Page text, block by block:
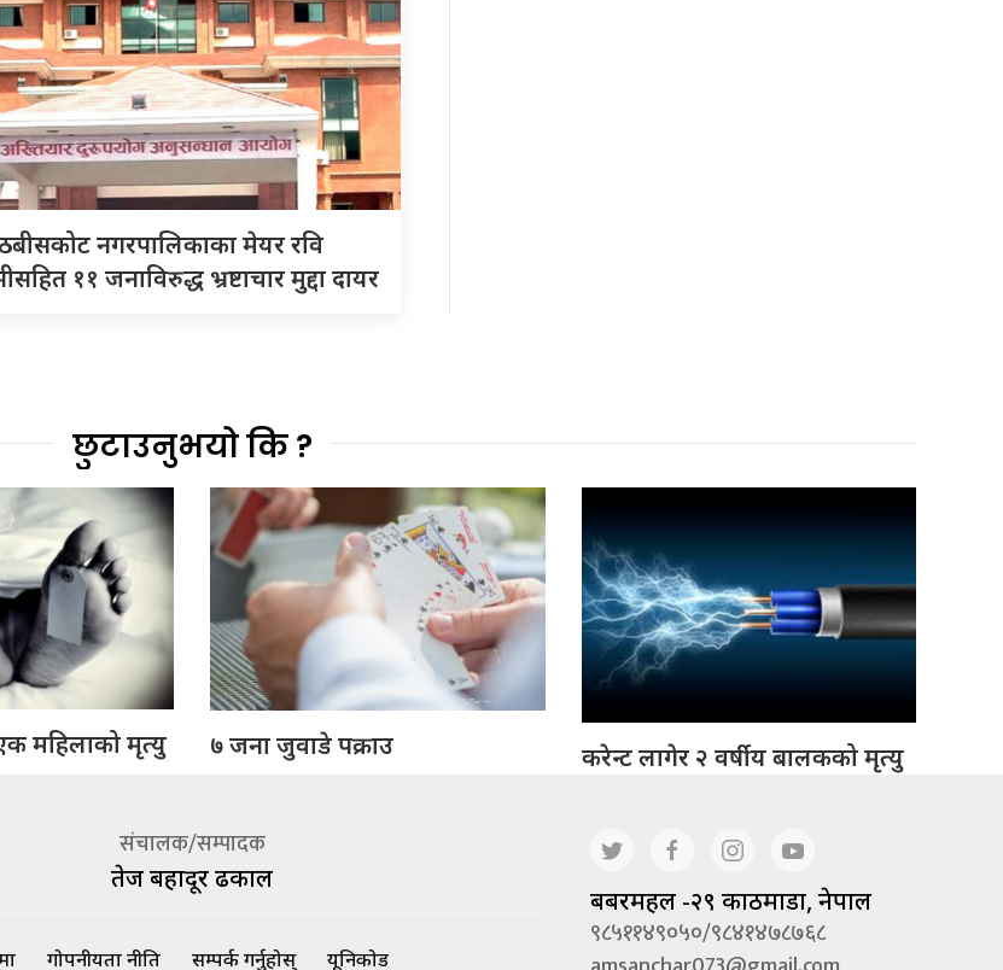
नगरपालिकाका मेयर रवि
११ जनाविरुद्ध भ्रष्टाचार मुद्दा दायर
छुटाउनुभयो कि ?
महिलाको मृत्यु ७ जना जुवाडे पक्राउ करेन्ट लागेर २ वर्षीय बालकको मृत्यु
संचालक/सम्पादक
तेज बहादूर ढकाल
गोपनीयता नीति सम्पर्क गर्नुहोस् यूनिकोड
बबरमहल -२९ काठमाडौं, नेपाल
९८५११४९०५०/९८४१४७८७६८